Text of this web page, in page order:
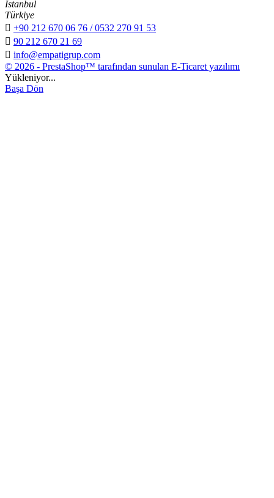
İstanbul
Türkiye
 +90 212 670 06 76 / 0532 270 91 53
 90 212 670 21 69
 info@empatigrup.com
© 2026 - PrestaShop™ tarafından sunulan E-Ticaret yazılımı
Yükleniyor...
Başa Dön